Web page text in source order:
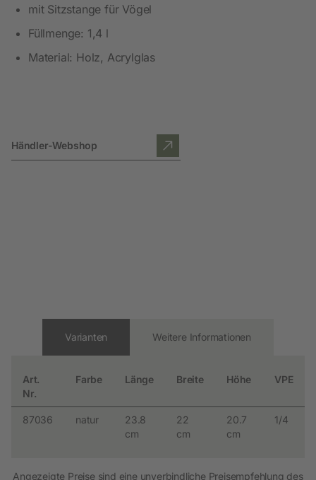
mit Sitzstange für Vögel
Füllmenge: 1,4 l
Material: Holz, Acrylglas
Händler-Webshop
Varianten
Art.
Nr.
Farbe Länge Breite Höhe VPE
87036 natur
23.8
cm
22
cm
20.7
cm
1/4
Weitere Informationen
Angezeigte Preise sind eine unverbindliche Preisempfehlung des